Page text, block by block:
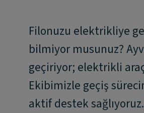
Filonuzu elektrikliye
bilmiyor musunuz?
geçiriyor; elektrikli
Ekibimizle geçiş
aktif destek